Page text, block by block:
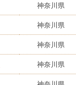
神奈川県
神奈川県
神奈川県
神奈川県